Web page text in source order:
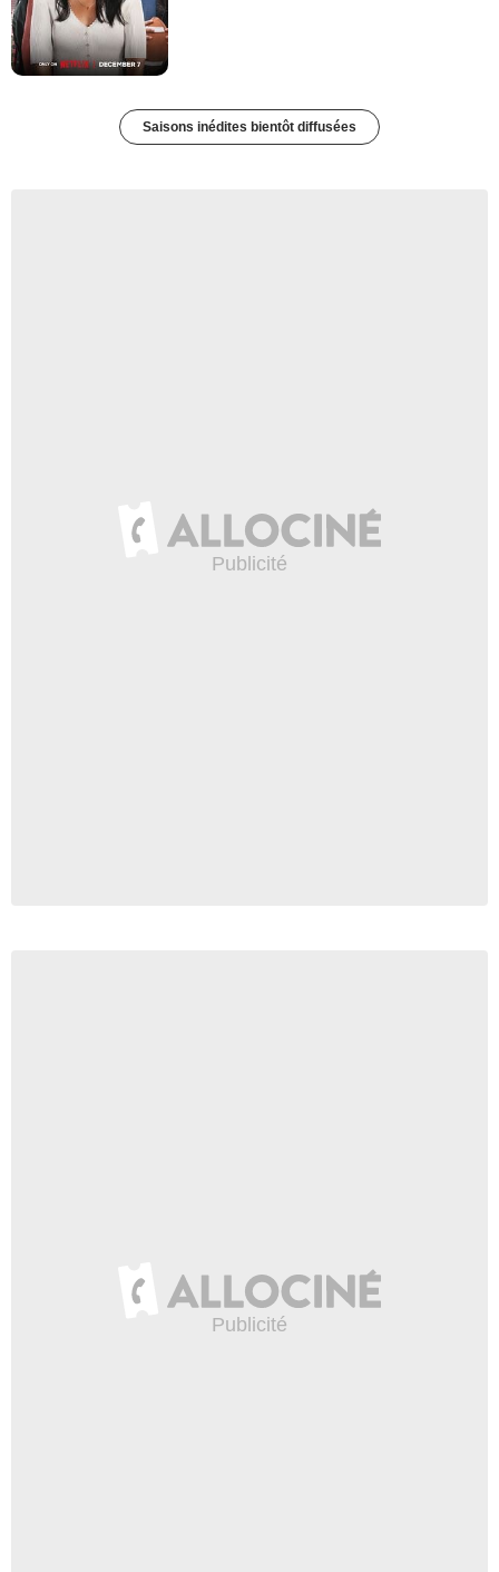
Saisons inédites bientôt diffusées